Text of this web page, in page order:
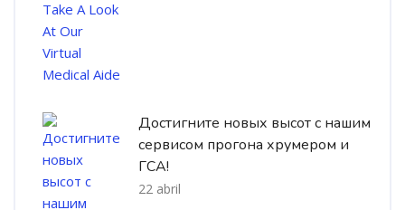
Достигните новых высот с нашим
сервисом прогона хрумером и
ГСА!
22 abril